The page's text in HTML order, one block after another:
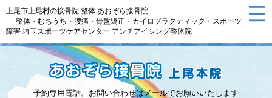
上尾市上尾村の接骨院 整体 あおぞら接骨院
整体・むちうち・腰痛・骨盤矯正・カイロプラクティック・スポーツ
障害 埼玉スポーツケアセンター アンチアイシング整体院
予約専用電話。お問い合わせはメールでお願いいたします